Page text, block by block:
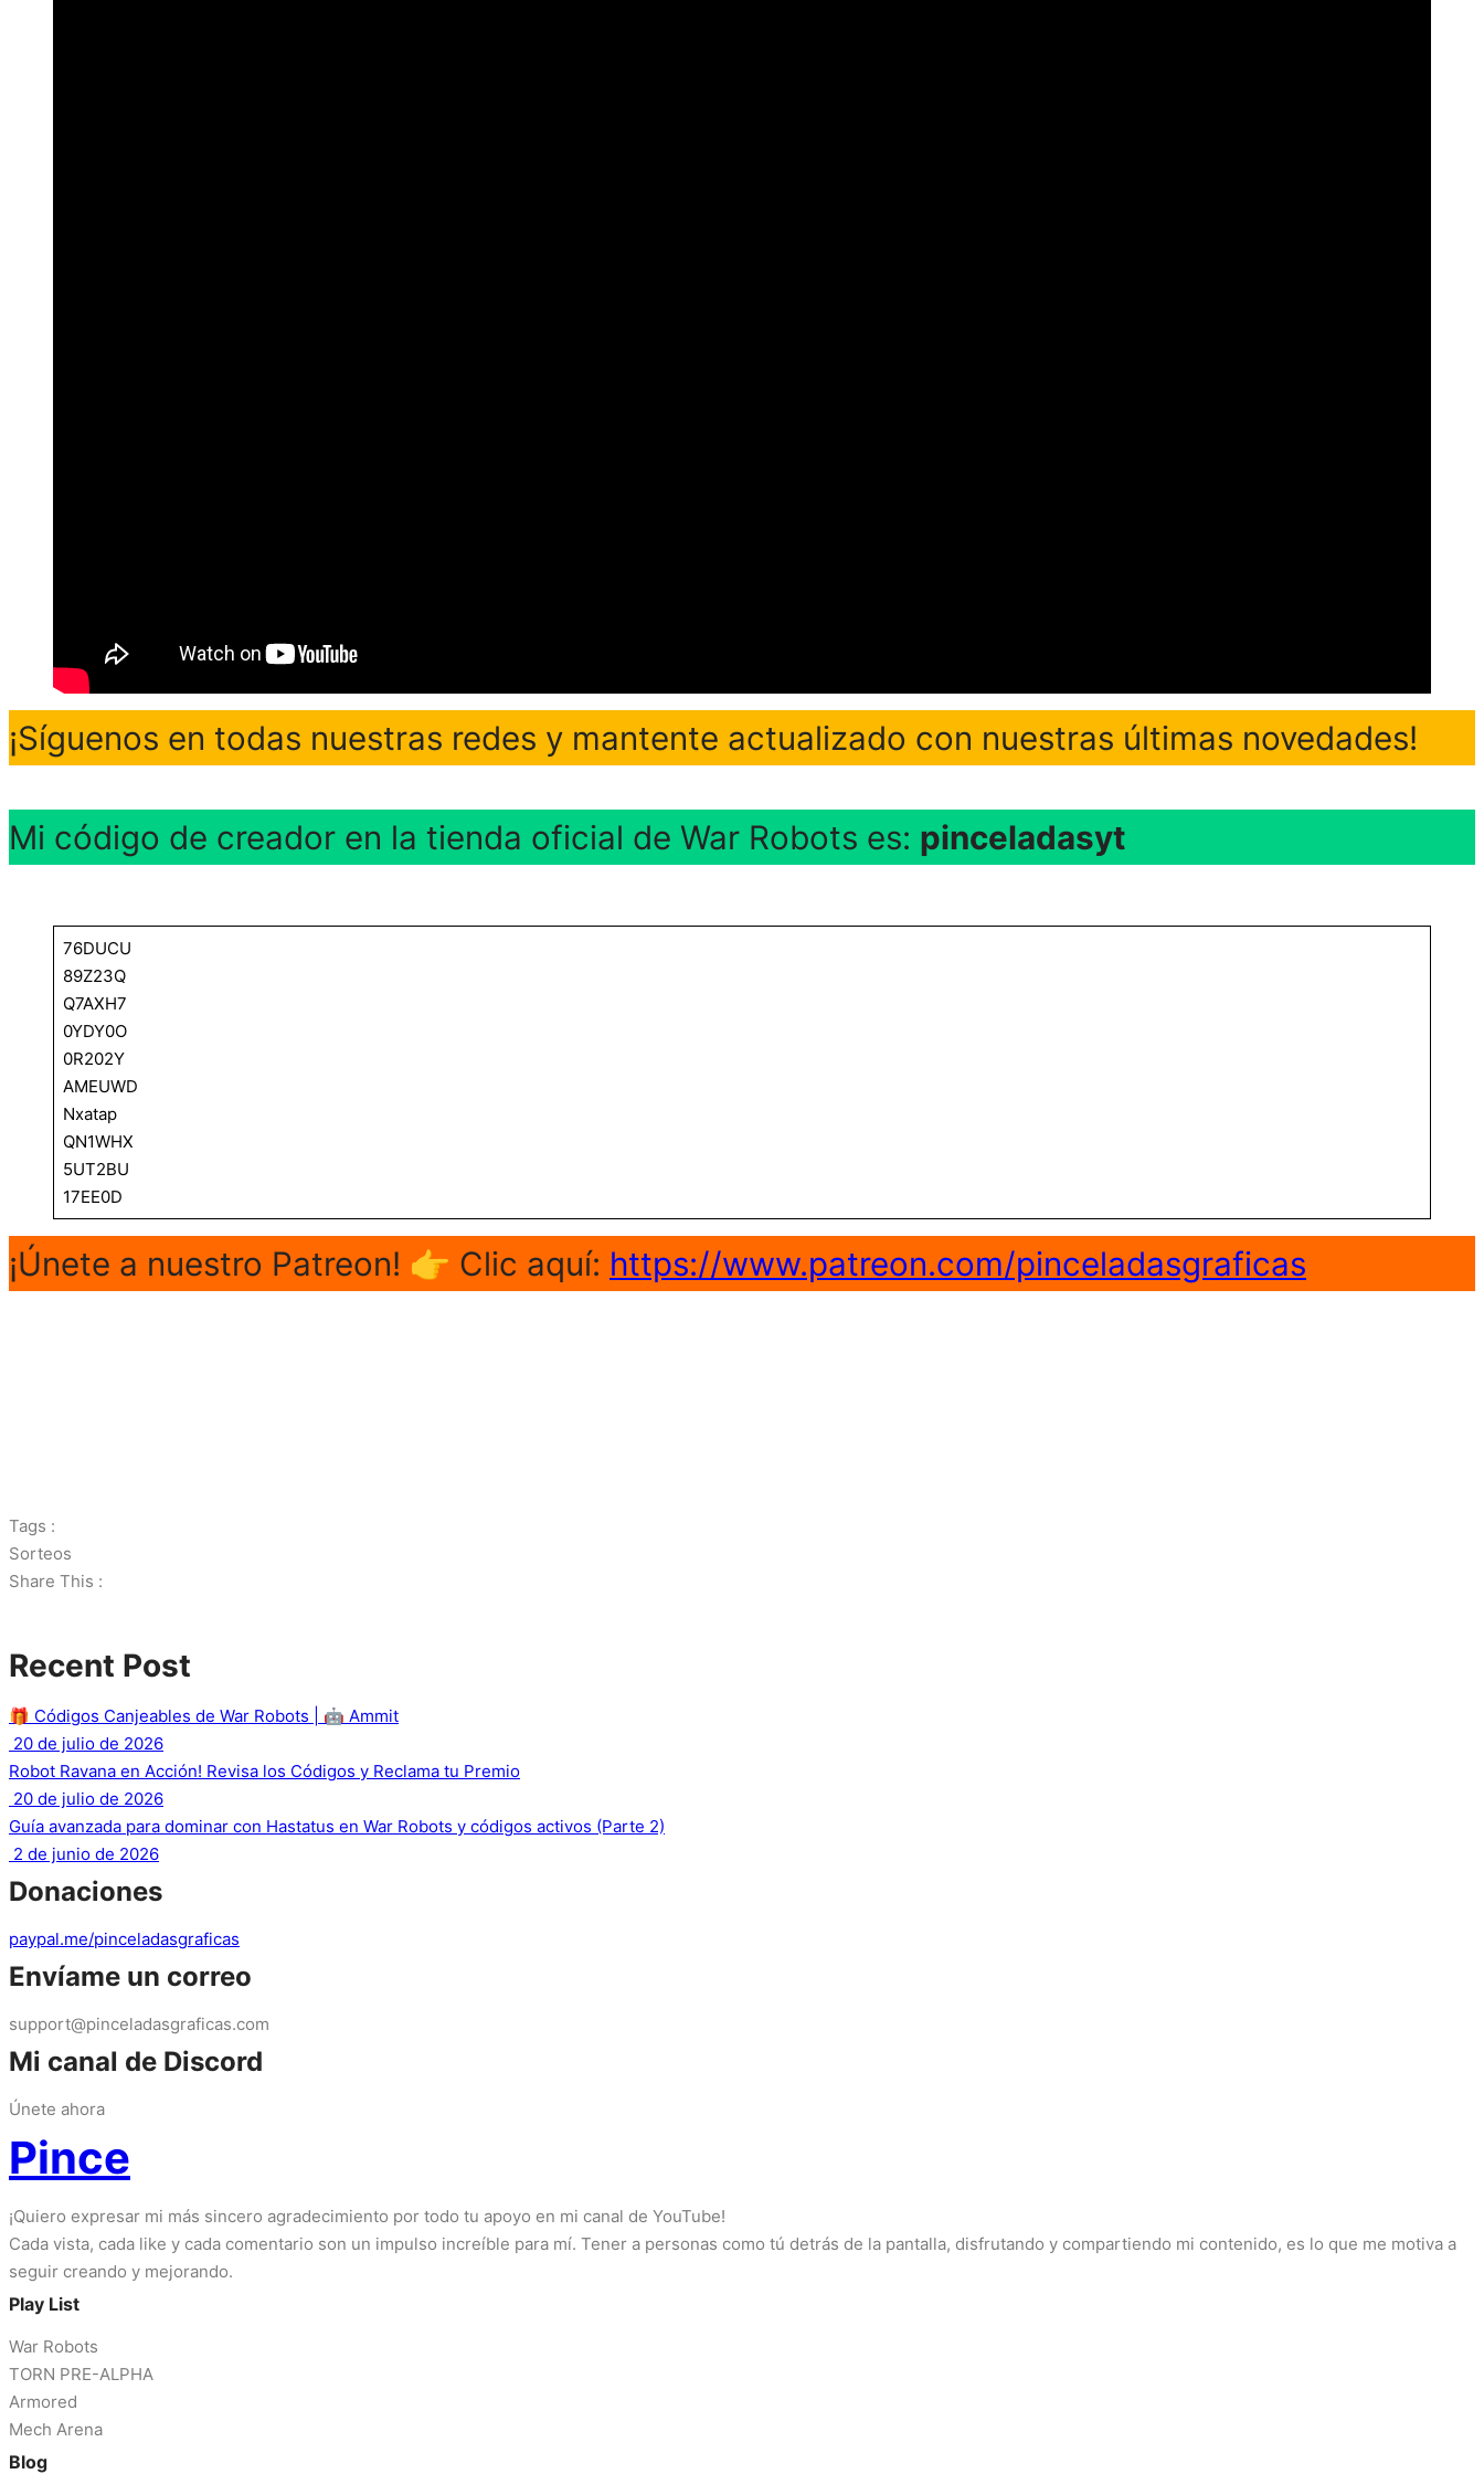
¡Síguenos en todas nuestras redes y mantente actualizado con nuestras últimas novedades!
Mi código de creador en la tienda oficial de War Robots es: pinceladasyt
76DUCU
89Z23Q
Q7AXH7
0YDY0O
0R202Y
AMEUWD
Nxatap
QN1WHX
5UT2BU
17EE0D
¡Únete a nuestro Patreon! 👉 Clic aquí: https://www.patreon.com/pinceladasgraficas
Tags :
Sorteos
Share This :
Recent Post
🎁 Códigos Canjeables de War Robots | 🤖 Ammit
20 de julio de 2026
Robot Ravana en Acción! Revisa los Códigos y Reclama tu Premio
20 de julio de 2026
Guía avanzada para dominar con Hastatus en War Robots y códigos activos (Parte 2)
2 de junio de 2026
Donaciones
paypal.me/pinceladasgraficas
Envíame un correo
support@pinceladasgraficas.com
Mi canal de Discord
Únete ahora
Pince
¡Quiero expresar mi más sincero agradecimiento por todo tu apoyo en mi canal de YouTube!
Cada vista, cada like y cada comentario son un impulso increíble para mí. Tener a personas como tú detrás de la pantalla, disfrutando y compartiendo mi contenido, es lo que me motiva a
seguir creando y mejorando.
Play List
War Robots
TORN PRE-ALPHA
Armored
Mech Arena
Blog